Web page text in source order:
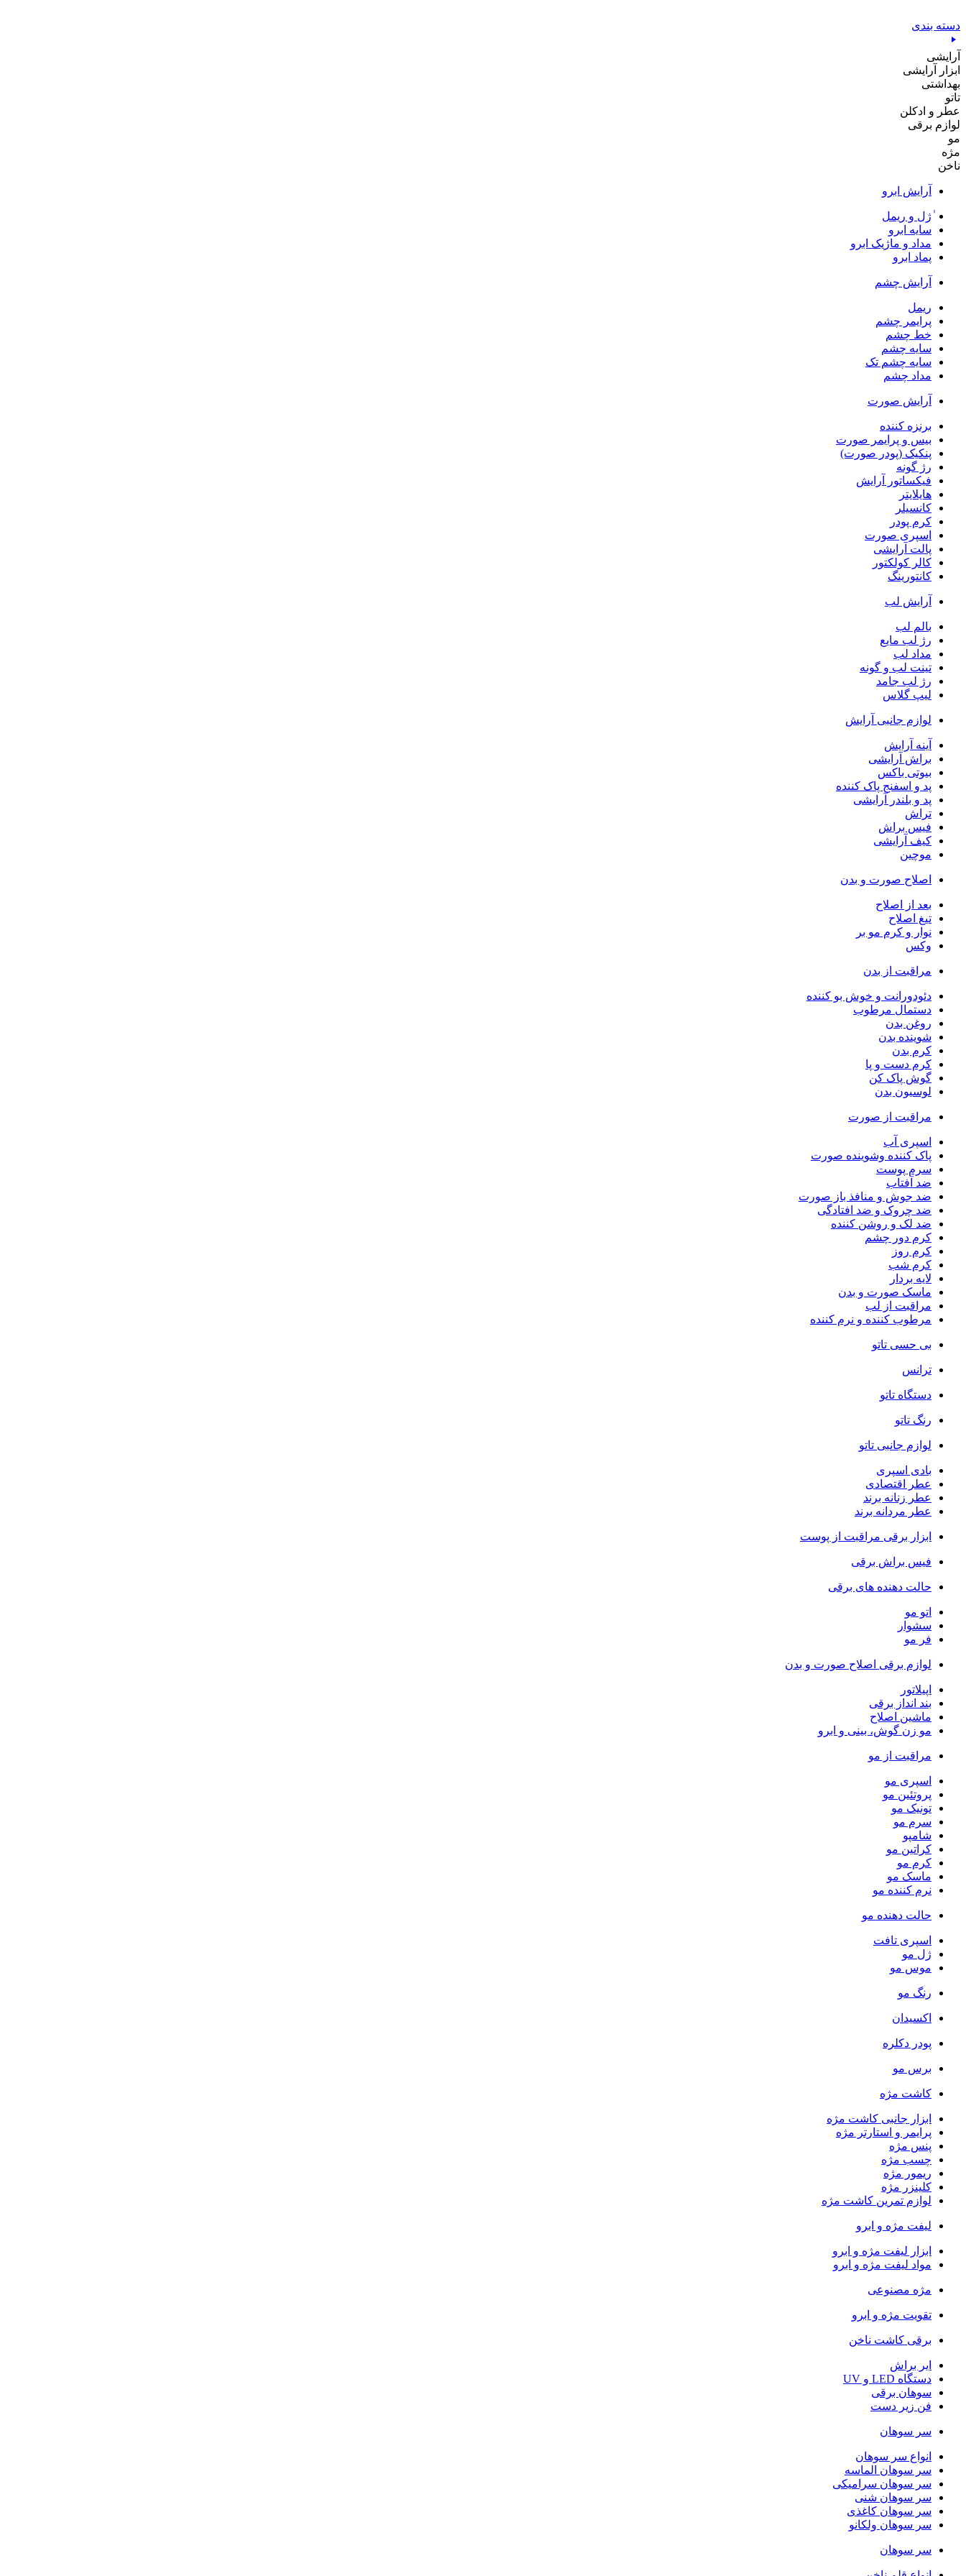
به
محتوا
دسته بندی
آرایشی
ابزار آرایشی
بهداشتی
تاتو
عطر و ادکلن
لوازم برقی
مو
مژه
ناخن
آرایش ابرو
ٰژل و ریمل
سایه ابرو
مداد و ماژیک ابرو
پماد ابرو
آرایش چشم
ریمل
پرایمر چشم
خط چشم
سایه چشم
سایه چشم تک
مداد چشم
آرایش صورت
برنزه کننده
بیس و پرایمر صورت
پنکیک (پودر صورت)
رژ گونه
فیکساتور آرایش
هایلایتر
کانسیلر
کرم پودر
اسپری صورت
پالت آرایشی
کالر کولکتور
کانتورینگ
آرایش لب
بالم لب
رژ لب مایع
مداد لب
تینت لب و گونه
رژ لب جامد
لیپ گلاس
لوازم جانبی آرایش
آینه آرایش
براش آرایشی
بیوتی باکس
پد و اسفنج پاک کننده
پد و بلندر آرایشی
تراش
فیس براش
کیف آرایشی
موچین
اصلاح صورت و بدن
بعد از اصلاح
تیغ اصلاح
نوار و کرم مو بر
وکس
مراقبت از بدن
دئودورانت و خوش بو کننده
دستمال مرطوب
روغن بدن
شوینده بدن
کرم بدن
کرم دست و پا
گوش پاک کن
لوسیون بدن
مراقبت از صورت
اسپری آب
پاک کننده وشوینده صورت
سرم پوست
ضد آفتاب
ضد جوش و منافذ باز صورت
ضد چروک و ضد افتادگی
ضد لک و روشن کننده
کرم دور چشم
کرم روز
کرم شب
لایه بردار
ماسک صورت و بدن
مراقبت از لب
مرطوب کننده و نرم کننده
بی حسی تاتو
ترانس
دستگاه تاتو
رنگ تاتو
لوازم جانبی تاتو
بادی اسپری
عطر اقتصادی
عطر زنانه برند
عطر مردانه برند
ابزار برقی مراقبت از پوست
فیس براش برقی
حالت دهنده های برقی
اتو مو
سشوار
فر مو
لوازم برقی اصلاح صورت و بدن
اپیلاتور
بند انداز برقی
ماشین اصلاح
مو زن گوش، بینی و ابرو
مراقبت از مو
اسپری مو
پروتئین مو
تونیک مو
سرم مو
شامپو
کراتین مو
کرم مو
ماسک مو
نرم کننده مو
حالت دهنده مو
اسپری تافت
ژل مو
موس مو
رنگ مو
اکسیدان
پودر دکلره
برس مو
کاشت مژه
ابزار جانبی کاشت مژه
پرایمر و استارتر مژه
پنس مژه
چسب مژه
ریمور مژه
کلینزر مژه
لوازم تمرین کاشت مژه
لیفت مژه و ابرو
ابزار لیفت مژه و ابرو
مواد لیفت مژه و ابرو
مژه مصنوعی
تقویت مژه و ابرو
برقی کاشت ناخن
ایر براش
دستگاه LED و UV
سوهان برقی
فن زیر دست
سر سوهان
انواع سر سوهان
سر سوهان الماسه
سر سوهان سرامیکی
سر سوهان شنی
سر سوهان کاغذی
سر سوهان ولکانو
سر سوهان